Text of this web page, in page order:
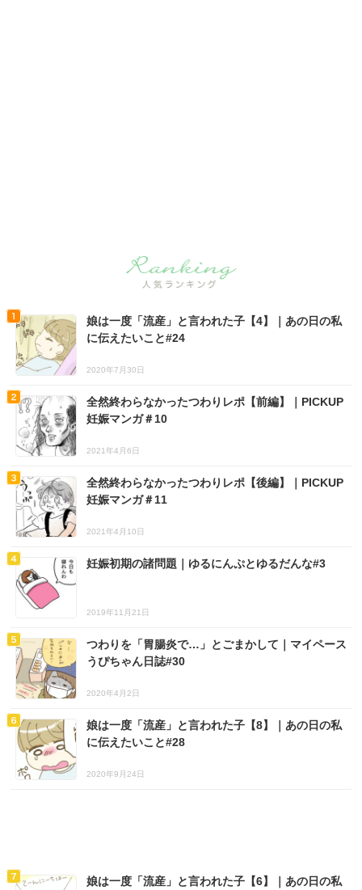
娘は一度「流産」と言われた子【4】｜あの日の私
に伝えたいこと#24
2020年7月30日
全然終わらなかったつわりレポ【前編】｜PICKUP
妊娠マンガ＃10
2021年4月6日
全然終わらなかったつわりレポ【後編】｜PICKUP
妊娠マンガ＃11
2021年4月10日
妊娠初期の諸問題｜ゆるにんぷとゆるだんな#3
2019年11月21日
つわりを「胃腸炎で…」とごまかして｜マイペース
うぴちゃん日誌#30
2020年4月2日
娘は一度「流産」と言われた子【8】｜あの日の私
に伝えたいこと#28
2020年9月24日
娘は一度「流産」と言われた子【6】｜あの日の私